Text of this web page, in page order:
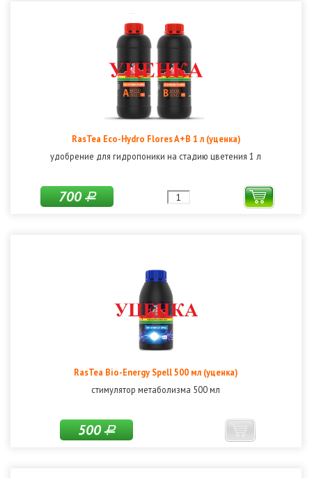
RasTea Eco-Hydro Flores A+B 1 л (уценка)
удобрение для гидропоники на стадию цветения 1 л
700Р
RasTea Bio-Energy Spell 500 мл (уценка)
стимулятор метаболизма 500 мл
500Р